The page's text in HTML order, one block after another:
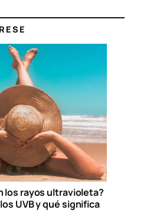
los rayos ultravioleta?
UVB y qué significa